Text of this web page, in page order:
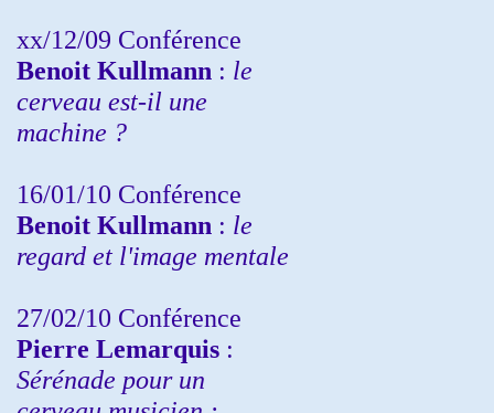
xx/12/09 Conférence
Benoit Kullmann : le
cerveau est-il une
machine ?
16/01/10 Conférence
Benoit Kullmann : le
regard et l'image mentale
27/02/10 Conférence
Pierre Lemarquis :
Sérénade pour un